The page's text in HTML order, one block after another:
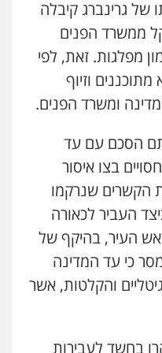
חמורה מעצרים
מעצרים וחקירות מחיקת
גלבוע
צווארון לבן תעבורה
עורכי דין
של גרינברג קיבלה
ממשרד הפנים
מפלגות. זאת, לפי
וזיוף
ומשרד הפנים.
הסכם עם עד
בצו איסור
הקשרים שנרקמו
העביר לכאורה
העיר, בהיקף של
כי עד המדינה
והקלטות, אשר
בחשד לעבירות